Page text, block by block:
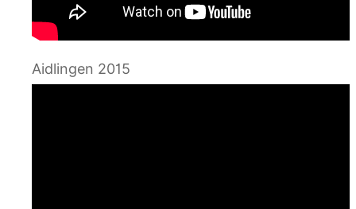
Aidlingen 2015